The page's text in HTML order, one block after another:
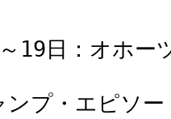
19日 ：オホー
プ・エピソー